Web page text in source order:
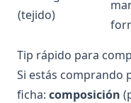
(tejido)
Tip rápido para
Si estás comprando
ficha: composición